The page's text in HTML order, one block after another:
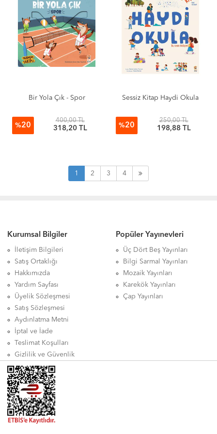
Bir Yola Çık - Spor
%20
400,00 TL
318,20 TL
Sessiz Kitap Haydi Okula
%20
250,00 TL
198,88 TL
1 2 3 4
Kurumsal Bilgiler
İletişim Bilgileri
Satış Ortaklığı
Hakkımızda
Yardım Sayfası
Üyelik Sözleşmesi
Satış Sözleşmesi
Aydınlatma Metni
İptal ve İade
Teslimat Koşulları
Gizlilik ve Güvenlik
Popüler Yayınevleri
Üç Dört Beş Yayınları
Bilgi Sarmal Yayınları
Mozaik Yayınları
Karekök Yayınları
Çap Yayınları